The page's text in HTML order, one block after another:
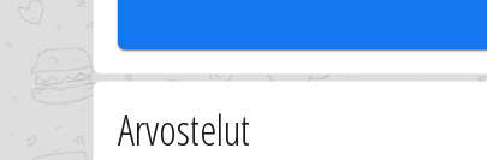
Arvostelut